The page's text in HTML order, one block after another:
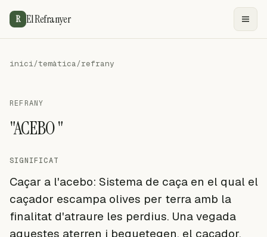
R El Refranyer
inici/temàtica/refrany
REFRANY
"ACEBO "
SIGNIFICAT
Caçar a l'acebo: Sistema de caça en el qual el
caçador escampa olives per terra amb la
finalitat d'atraure les perdius. Una vegada
aquestes aterren i bequetegen, el caçador,